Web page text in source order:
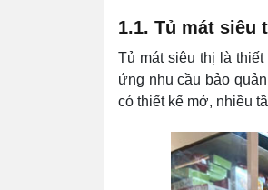
1.1. Tủ mát siêu
Tủ mát siêu thị là
ứng nhu cầu bảo
có thiết kế mở, nhiều